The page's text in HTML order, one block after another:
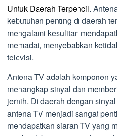
Untuk Daerah Terpencil.
kebutuhan penting di daerah
mengalami kesulitan
memadai, menyebabkan
televisi.
Antena TV adalah komponen
menangkap sinyal dan
jernih. Di daerah dengan
antena TV menjadi sangat
mendapatkan siaran TV yang